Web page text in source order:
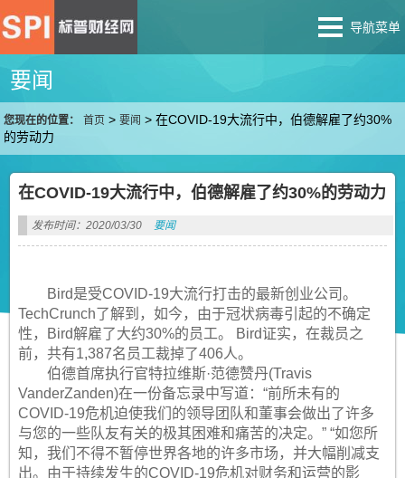
导航菜单
要闻
您现在的位置： 首页 >要闻 >在COVID-19大流行中，伯德解雇了约30%
的劳动力
在COVID-19大流行中，伯德解雇了约30%的劳动力
发布时间：2020/03/30 要闻
Bird是受COVID-19大流行打击的最新创业公司。
TechCrunch了解到，如今，由于冠状病毒引起的不确定
性，Bird解雇了大约30%的员工。 Bird证实，在裁员之
前，共有1,387名员工裁掉了406人。
伯德首席执行官特拉维斯·范德赞丹(Travis
VanderZanden)在一份备忘录中写道：“前所未有的
COVID-19危机迫使我们的领导团队和董事会做出了许多
与您的一些队友有关的极其困难和痛苦的决定。” “如您所
知，我们不得不暂停世界各地的许多市场，并大幅削减支
出。由于持续发生的COVID-19危机对财务和运营的影